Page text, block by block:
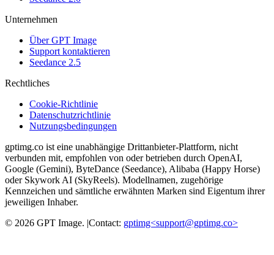
Unternehmen
Über GPT Image
Support kontaktieren
Seedance 2.5
Rechtliches
Cookie-Richtlinie
Datenschutzrichtlinie
Nutzungsbedingungen
gptimg.co ist eine unabhängige Drittanbieter-Plattform, nicht
verbunden mit, empfohlen von oder betrieben durch OpenAI,
Google (Gemini), ByteDance (Seedance), Alibaba (Happy Horse)
oder Skywork AI (SkyReels). Modellnamen, zugehörige
Kennzeichen und sämtliche erwähnten Marken sind Eigentum ihrer
jeweiligen Inhaber.
© 2026 GPT Image. |Contact: gptimg<support@gptimg.co>